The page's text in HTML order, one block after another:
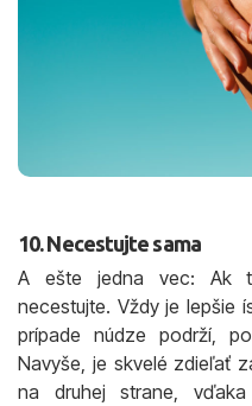
10. Necestujte sama
A ešte jedna vec: Ak
necestujte. Vždy je lepšie
prípade núdze podrží,
Navyše, je skvelé zdieľať
na druhej strane,